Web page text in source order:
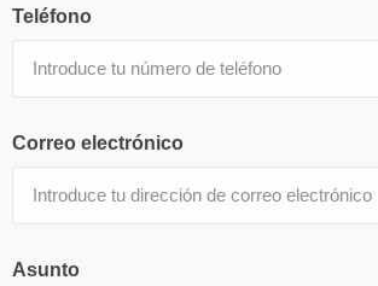
Teléfono
Correo electrónico
Asunto